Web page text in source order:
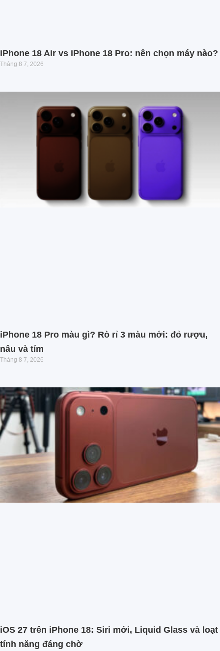
iPhone 18 Air vs iPhone 18 Pro: nên chọn máy nào?
Tháng 8 7, 2026
iPhone 18 Pro màu gì? Rò rỉ 3 màu mới: đỏ rượu,
nâu và tím
Tháng 8 7, 2026
iOS 27 trên iPhone 18: Siri mới, Liquid Glass và loạt
tính năng đáng chờ